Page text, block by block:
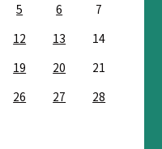
5 6
7
12 13
14
19 20
21
26 27
28